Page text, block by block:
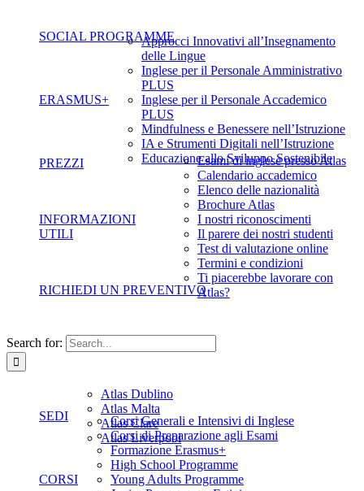
SOCIAL PROGRAMME
ERASMUS+
Approcci Innovativi all’Insegnamento
delle Lingue
Inglese per il Personale Amministrativo
PLUS
Inglese per il Personale Accademico
PLUS
Mindfulness e Benessere nell’Istruzione
IA e Strumenti Digitali nell’Istruzione
Educazione allo Sviluppo Sostenibile
PREZZI
INFORMAZIONI
UTILI
Esami di inglese presso Atlas
Calendario accademico
Elenco delle nazionalità
Brochure Atlas
I nostri riconoscimenti
Il parere dei nostri studenti
Test di valutazione online
Termini e condizioni
Ti piacerebbe lavorare con
Atlas?
RICHIEDI UN PREVENTIVO
Search for:
SEDI
Atlas Dublino
Atlas Malta
Atlas Clare
Atlas Liverpool
CORSI
Corsi Generali e Intensivi di Inglese
Corsi di Preparazione agli Esami
Formazione Erasmus+
High School Programme
Young Adults Programme